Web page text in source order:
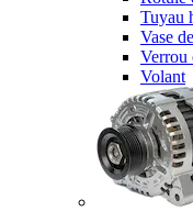
Tuyau
Vase
Verrou
Volant